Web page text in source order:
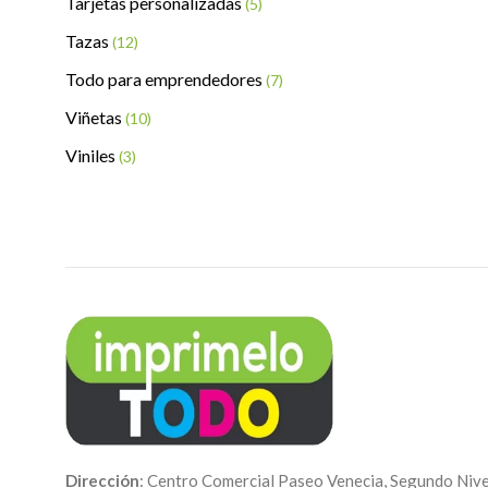
(5)
Tazas (12)
Todo para emprendedores (7)
Viñetas (10)
Viniles (3)
Dirección: Centro Comercial Paseo Venecia, Segundo